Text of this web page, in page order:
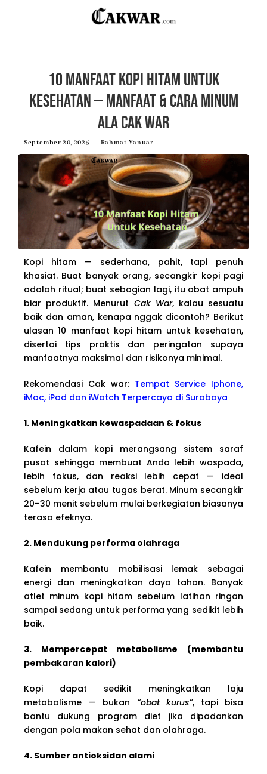
10 Manfaat Kopi Hitam untuk
Kesehatan — Manfaat & Cara Minum
Ala Cak War
September 20, 2025 Rahmat Yanuar
Kopi hitam — sederhana, pahit, tapi penuh
khasiat. Buat banyak orang, secangkir kopi pagi
adalah ritual; buat sebagian lagi, itu obat ampuh
biar produktif. Menurut Cak War, kalau sesuatu
baik dan aman, kenapa nggak dicontoh? Berikut
ulasan 10 manfaat kopi hitam untuk kesehatan,
disertai tips praktis dan peringatan supaya
manfaatnya maksimal dan risikonya minimal.
Rekomendasi Cak war: Tempat Service Iphone,
iMac, iPad dan iWatch Terpercaya di Surabaya
1. Meningkatkan kewaspadaan & fokus
Kafein dalam kopi merangsang sistem saraf
pusat sehingga membuat Anda lebih waspada,
lebih fokus, dan reaksi lebih cepat — ideal
sebelum kerja atau tugas berat. Minum secangkir
20–30 menit sebelum mulai berkegiatan biasanya
terasa efeknya.
2. Mendukung performa olahraga
Kafein membantu mobilisasi lemak sebagai
energi dan meningkatkan daya tahan. Banyak
atlet minum kopi hitam sebelum latihan ringan
sampai sedang untuk performa yang sedikit lebih
baik.
3. Mempercepat metabolisme (membantu
pembakaran kalori)
Kopi dapat sedikit meningkatkan laju
metabolisme — bukan “obat kurus”, tapi bisa
bantu dukung program diet jika dipadankan
dengan pola makan sehat dan olahraga.
4. Sumber antioksidan alami